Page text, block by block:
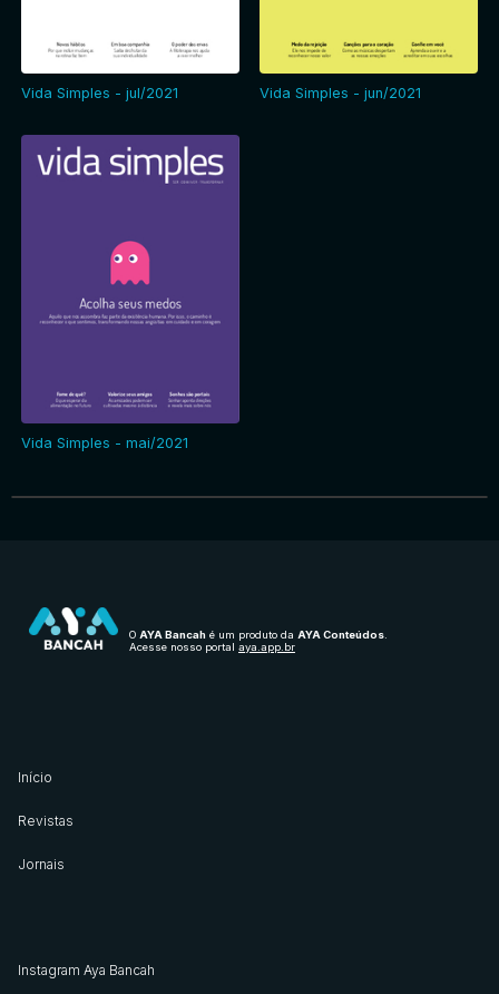
Vida Simples - jul/2021 Vida Simples - jun/2021
Vida Simples - mai/2021
O AYA Bancah é um produto da AYA Conteúdos
Acesse nosso portal aya.app.br
Início
Revistas
Jornais
Instagram Aya Bancah